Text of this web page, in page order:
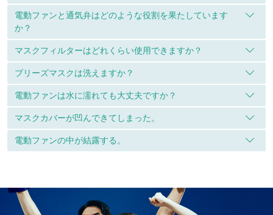
電動ファンと通気弁はどのような役割を果たしています
か？
マスクフィルターはどれくらい使用できますか？
ブリーズマスクは洗えますか？
電動ファンは水に濡れても大丈夫ですか？
マスクカバーが凹んできてしまった。
電動ファンの中が結露する。